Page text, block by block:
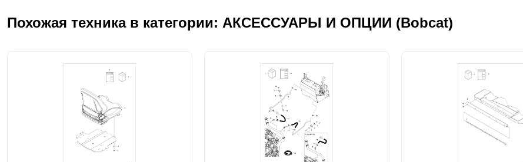
Похожая техника в категории: АКСЕСCУАРЫ И ОПЦИИ (Bobcat)